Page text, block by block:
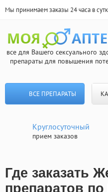
Мы принимаем заказы 24 часа в
все для Вашего сексуального
препараты для повышения
ВСЕ ПРЕПАРАТЫ
Круглосуточный
прием заказов
Где заказать
препаратов